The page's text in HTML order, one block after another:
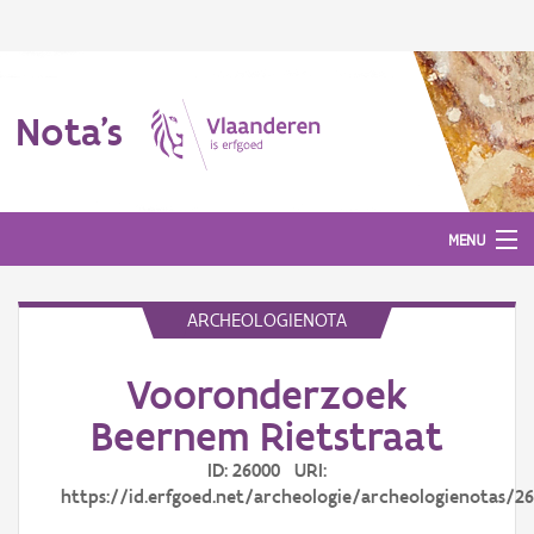
Nota's
MENU
ARCHEOLOGIENOTA
Vooronderzoek
Beernem Rietstraat
ID: 26000 URI:
https://id.erfgoed.net/archeologie/archeologienotas/